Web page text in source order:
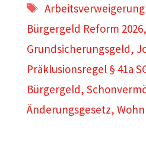
Schlagwörter
Bürgergeld Reform 2026,
Grundsicherungsgeld,
Präklusionsregel § 41a
Bürgergeld,
Änderungsgesetz,